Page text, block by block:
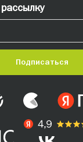
Подписаться